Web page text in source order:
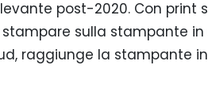
post-2020. Con print
stampare sulla stampante
raggiunge la stampante